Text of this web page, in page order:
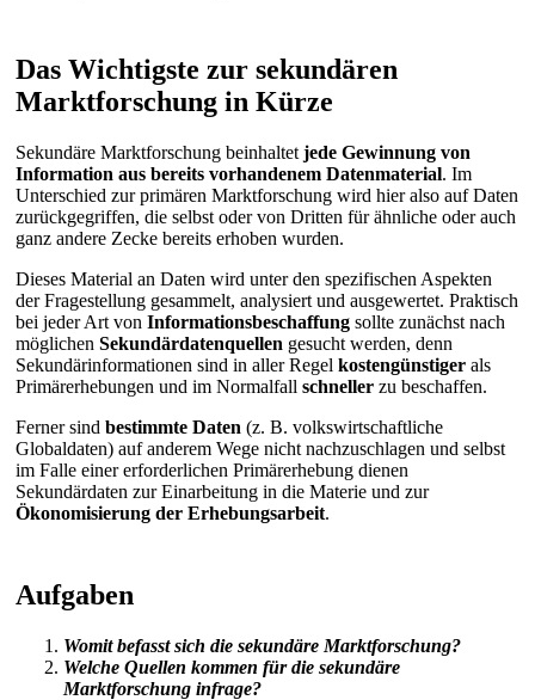
Das Wichtigste zur sekundären
Marktforschung in Kürze
Sekundäre Marktforschung beinhaltet jede Gewinnung von
Information aus bereits vorhandenem Datenmaterial. Im
Unterschied zur primären Marktforschung wird hier also auf Daten
zurückgegriffen, die selbst oder von Dritten für ähnliche oder auch
ganz andere Zecke bereits erhoben wurden.
Dieses Material an Daten wird unter den spezifischen Aspekten
der Fragestellung gesammelt, analysiert und ausgewertet. Praktisch
bei jeder Art von Informationsbeschaffung sollte zunächst nach
möglichen Sekundärdatenquellen gesucht werden, denn
Sekundärinformationen sind in aller Regel kostengünstiger als
Primärerhebungen und im Normalfall schneller zu beschaffen.
Ferner sind bestimmte Daten (z. B. volkswirtschaftliche
Globaldaten) auf anderem Wege nicht nachzuschlagen und selbst
im Falle einer erforderlichen Primärerhebung dienen
Sekundärdaten zur Einarbeitung in die Materie und zur
Ökonomisierung der Erhebungsarbeit.
Aufgaben
Womit befasst sich die sekundäre Marktforschung?
Welche Quellen kommen für die sekundäre
Marktforschung infrage?